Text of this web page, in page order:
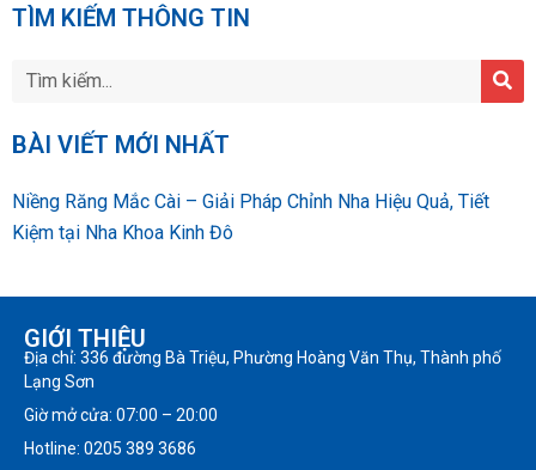
TÌM KIẾM THÔNG TIN
BÀI VIẾT MỚI NHẤT
Niềng Răng Mắc Cài – Giải Pháp Chỉnh Nha Hiệu Quả, Tiết
Kiệm tại Nha Khoa Kinh Đô
GIỚI THIỆU
Địa chỉ: 336 đường Bà Triệu, Phường Hoàng Văn Thụ, Thành phố
Lạng Sơn
Giờ mở cửa: 07:00 – 20:00
Hotline: 0205 389 3686